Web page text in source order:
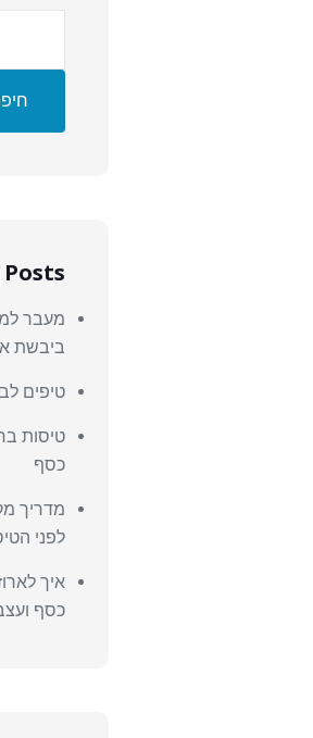
מעבר
ביבשת
טיפים
טיסות
כסף
מדריך
לפני
איך
כסף